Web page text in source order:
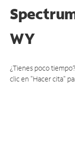
WY
¿Tienes poco
clic en "Hacer cita"